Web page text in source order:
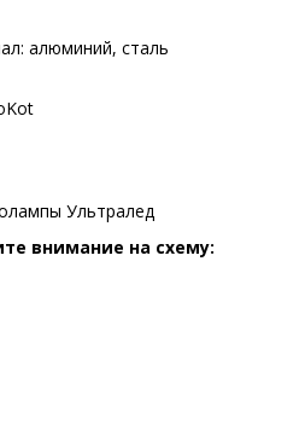
алюминий, сталь
Ультралед
внимание на схему: